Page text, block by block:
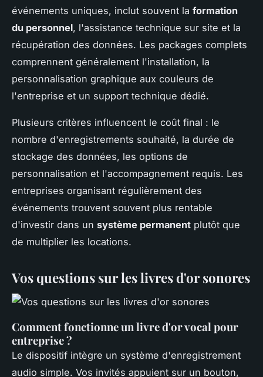
événements uniques, inclut souvent la formation
du personnel, l'assistance technique sur site et la
récupération des données. Les packages complets
comprennent généralement l'installation, la
personnalisation graphique aux couleurs de
l'entreprise et un support technique dédié.
Plusieurs critères influencent le coût final : le
nombre d'enregistrements souhaité, la durée de
stockage des données, les options de
personnalisation et l'accompagnement requis. Les
entreprises organisant régulièrement des
événements trouvent souvent plus rentable
d'investir dans un système permanent plutôt que
de multiplier les locations.
Vos questions sur les livres d'or sonores
Comment fonctionne un livre d'or vocal pour
entreprise ?
Le dispositif intègre un système d'enregistrement
audio simple. Vos invités appuient sur un bouton,